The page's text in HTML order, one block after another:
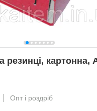
резинці, картонна,
Опт і роздріб